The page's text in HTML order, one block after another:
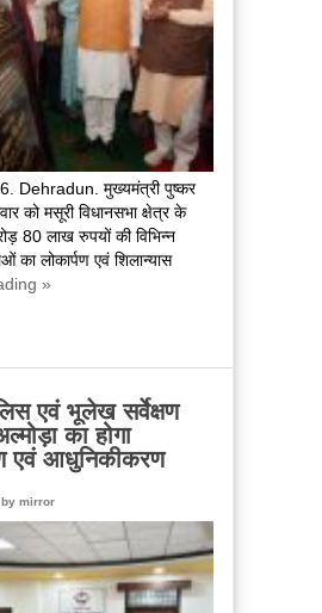
Dehradun. मुख्यमंत्री पुष्कर
को मसूरी विधानसभा क्षेत्र के
80 लाख रुपयों की विभिन्न
का लोकार्पण एवं शिलान्यास
»
एवं भूलेख सर्वेक्षण
का होगा
एवं आधुनिकीकरण
mirror